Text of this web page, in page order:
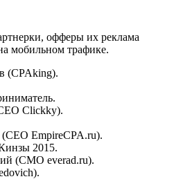
офферы их реклама
мобильном трафике.
(CPAking).
Clickky).
EmpireCPA.ru).
2015.
(CMO everad.ru).